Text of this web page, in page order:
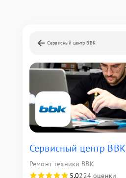
Сервисный центр BBK
Сервисный центр BBK
Ремонт техники BBK
5,0224 оценки